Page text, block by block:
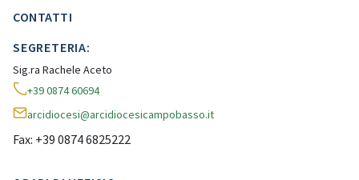
CONTATTI
SEGRETERIA:
Sig.ra Rachele Aceto
+39 0874 60694
arcidiocesi@arcidiocesicampobasso.it
Fax: +39 0874 6825222